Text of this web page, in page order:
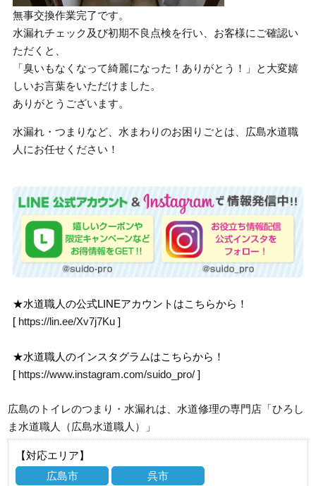
無事交換作業完了です。
水漏れチェック及び初期不良点検を行い、お客様にご確認い
ただくと、
「臭いもなくなって綺麗になった！ありがとう！」と大変嬉
しいお言葉をいただけました。
ありがとうございます。
水漏れ・つまりなど、水まわりのお困りごとは、広島水道職
人にお任せください！
★水道職人の公式LINEアカウントはこちらから！
[ https://lin.ee/Xv7j7Ku ]
★水道職人のインスタグラムはこちらから！
[ https://www.instagram.com/suido_pro/ ]
広島のトイレのつまり・水漏れは、水道修理の専門店「ひろし
ま水道職人（広島水道職人）」
【対応エリア】
広島市
呉市